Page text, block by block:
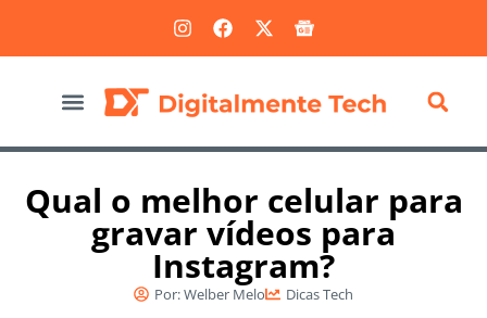
Qual o melhor celular para
gravar vídeos para
Instagram?
Por:Welber Melo Dicas Tech